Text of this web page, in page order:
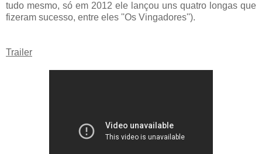
tudo mesmo, só em 2012 ele lançou uns quatro longas que
fizeram sucesso, entre eles ''Os Vingadores'').
Trailer